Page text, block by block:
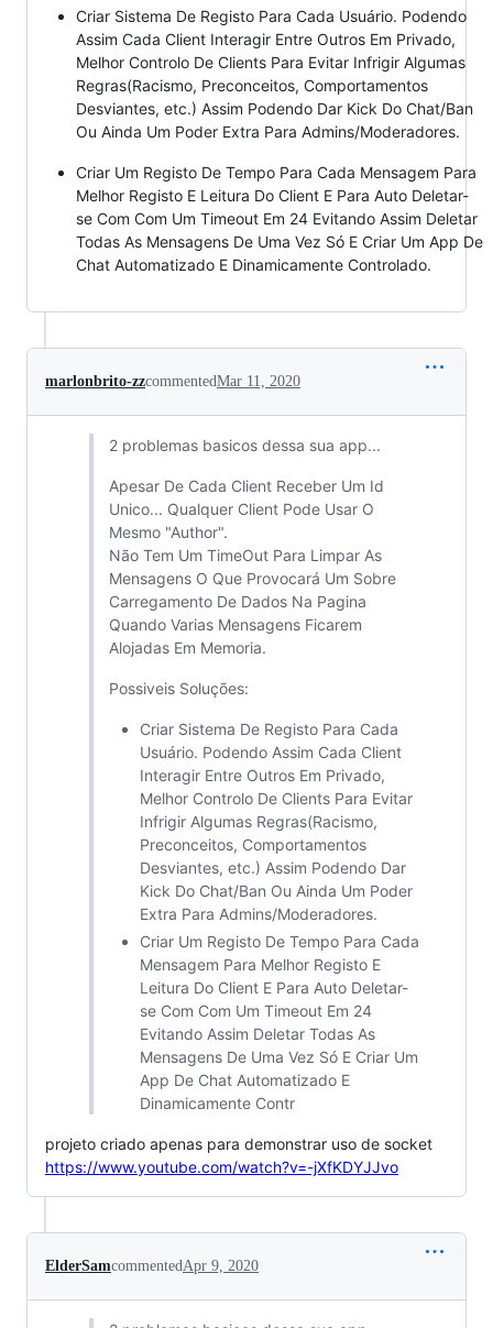
Criar Sistema De Registo Para Cada Usuário. Podendo
Assim Cada Client Interagir Entre Outros Em Privado,
Melhor Controlo De Clients Para Evitar Infrigir Algumas
Regras(Racismo, Preconceitos, Comportamentos
Desviantes, etc.) Assim Podendo Dar Kick Do Chat/Ban
Ou Ainda Um Poder Extra Para Admins/Moderadores.
Criar Um Registo De Tempo Para Cada Mensagem Para
Melhor Registo E Leitura Do Client E Para Auto Deletar-
se Com Com Um Timeout Em 24 Evitando Assim Deletar
Todas As Mensagens De Uma Vez Só E Criar Um App De
Chat Automatizado E Dinamicamente Controlado.
marlonbrito-zzcommentedMar 11, 2020
2 problemas basicos dessa sua app...
Apesar De Cada Client Receber Um Id
Unico... Qualquer Client Pode Usar O
Mesmo "Author".
Não Tem Um TimeOut Para Limpar As
Mensagens O Que Provocará Um Sobre
Carregamento De Dados Na Pagina
Quando Varias Mensagens Ficarem
Alojadas Em Memoria.
Possiveis Soluções:
Criar Sistema De Registo Para Cada
Usuário. Podendo Assim Cada Client
Interagir Entre Outros Em Privado,
Melhor Controlo De Clients Para Evitar
Infrigir Algumas Regras(Racismo,
Preconceitos, Comportamentos
Desviantes, etc.) Assim Podendo Dar
Kick Do Chat/Ban Ou Ainda Um Poder
Extra Para Admins/Moderadores.
Criar Um Registo De Tempo Para Cada
Mensagem Para Melhor Registo E
Leitura Do Client E Para Auto Deletar-
se Com Com Um Timeout Em 24
Evitando Assim Deletar Todas As
Mensagens De Uma Vez Só E Criar Um
App De Chat Automatizado E
Dinamicamente Contr
projeto criado apenas para demonstrar uso de socket
https://www.youtube.com/watch?v=-jXfKDYJJvo
ElderSamcommentedApr 9, 2020